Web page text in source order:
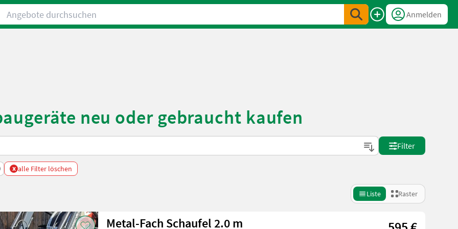
Angebote durchsuchen
Anmelden
neu oder gebraucht kaufen
Filter
x alle Filter löschen
Liste Raster
Metal-Fach Schaufel 2.0 m